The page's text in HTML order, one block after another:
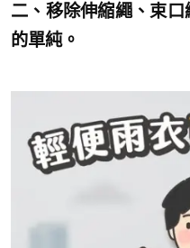
二、移除伸縮繩、束
的單純。